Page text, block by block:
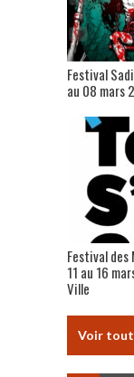
Festival
au 08 mars
Festival
11 au 16
Ville
Voir